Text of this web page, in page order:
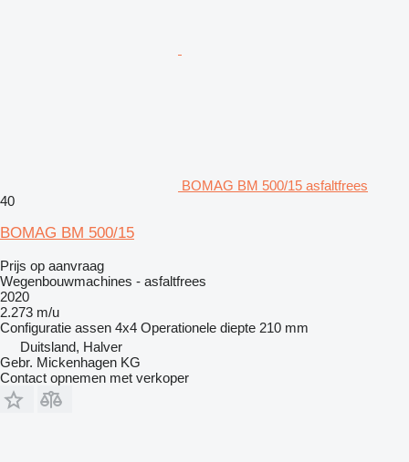
BOMAG BM 500/15 asfaltfrees
40
BOMAG BM 500/15
Prijs op aanvraag
Wegenbouwmachines - asfaltfrees
2020
2.273 m/u
Configuratie assen 4x4 Operationele diepte 210 mm
Duitsland, Halver
Gebr. Mickenhagen KG
Contact opnemen met verkoper